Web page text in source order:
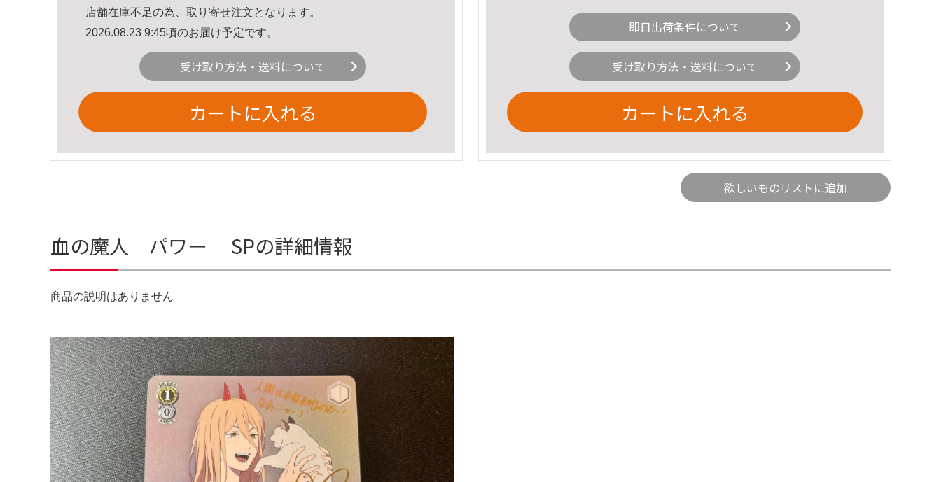
店舗在庫不足の為、取り寄せ注文となります。
2026.08.23 9:45頃のお届け予定です。
受け取り方法・送料について
カートに入れる
即日出荷条件について
受け取り方法・送料について
カートに入れる
欲しいものリストに追加
血の魔人 パワー SPの詳細情報
商品の説明はありません